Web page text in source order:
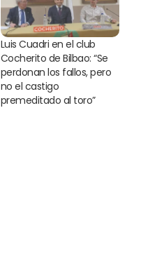
Luis Cuadri en el club
Cocherito de Bilbao: “Se
perdonan los fallos, pero
no el castigo
premeditado al toro”